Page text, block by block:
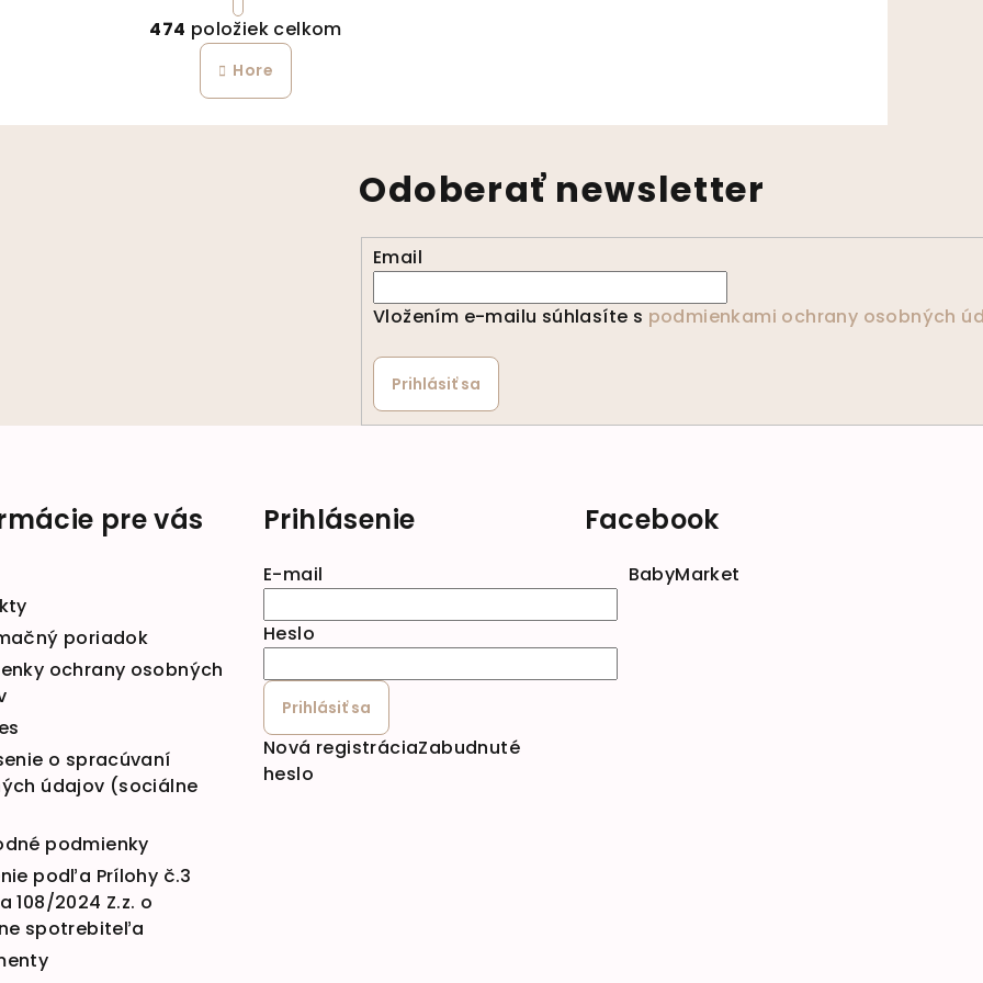
Ovládacie prvky výpisu
474 položiek celkom
Hore
Odoberať newsletter
Email
Vložením e-mailu súhlasíte s podmienkami ochrany osobných
Prihlásiť sa
pre vás
poriadok
ochrany osobných
o spracúvaní
údajov (sociálne
podmienky
podľa Prílohy č.3
108/2024 Z.z. o
spotrebiteľa
Prihlásenie
E-mail
Heslo
Prihlásiť sa
Nová registráciaZabudnuté
heslo
Facebook
BabyMarket